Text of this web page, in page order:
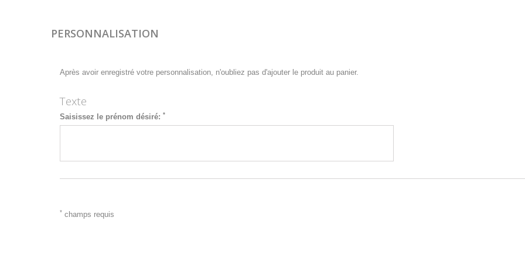
PERSONNALISATION
Après avoir enregistré votre personnalisation, n'oubliez pas d'ajouter le produit au panier.
Texte
Saisissez le prénom désiré: *
* champs requis